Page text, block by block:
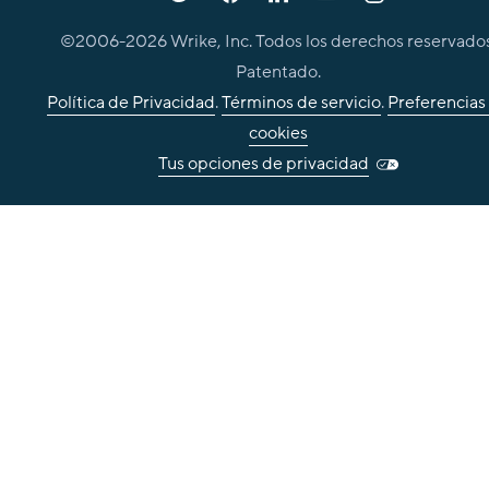
©2006-2026Wrike, Inc. Todos los derechos
Patentado.
Política de Privacidad.Términos de servicio.
cookies
Tus opciones de privacidad